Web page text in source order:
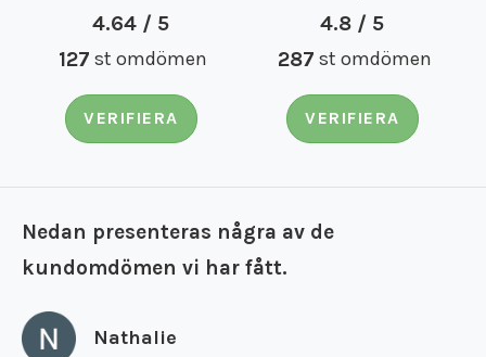
4.64 / 5
127 st omdömen
VERIFIERA
4.8 / 5
287 st omdömen
VERIFIERA
Nedan presenteras några av de
kundomdömen vi har fått.
Nathalie